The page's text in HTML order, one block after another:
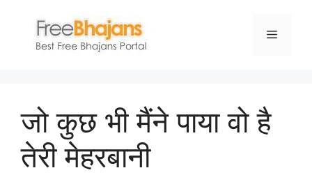
content
Menu
जो कुछ भी मैंने पाया वो है
तेरी मेहरबानी